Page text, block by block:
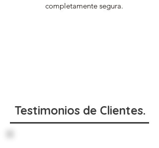
completamente segura.
Testimonios de Clientes.